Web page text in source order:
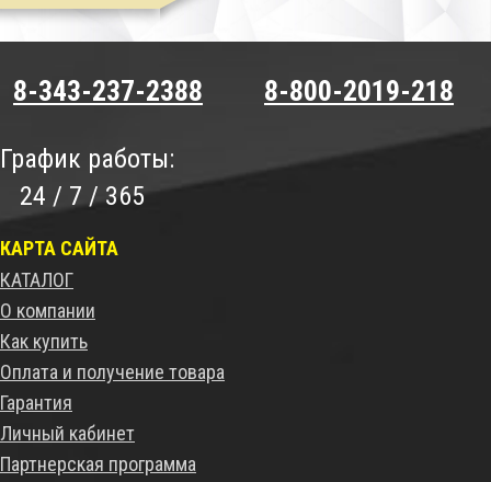
8-343-237-2388 8-800-2019-218
График работы:
24 / 7 / 365
КАРТА САЙТА
КАТАЛОГ
О компании
Как купить
Оплата и получение товара
Гарантия
Личный кабинет
Партнерская программа